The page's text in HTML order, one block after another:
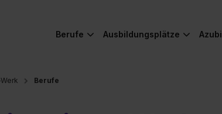
Berufe Ausbildungsplätze
Berufe